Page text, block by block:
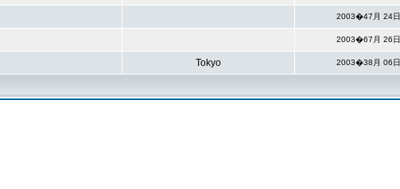
2003�47月 24日
2003�67月 26日
Tokyo 2003�38月 06日